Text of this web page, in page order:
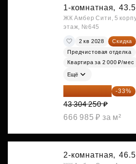
1-комнатная,
ЖК Амбер Сити, 5
этаж, №645
2 кв 2028
Скидка
Предчистовая отделка
Квартира за 2 000 ₽/мес
Ещё
29 013 848 ₽ -33%
43 304 250 ₽
666 985 ₽ за м²
2-комнатная,